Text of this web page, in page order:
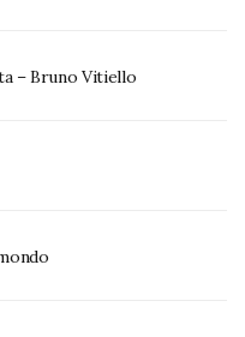
– Bruno Vitiello